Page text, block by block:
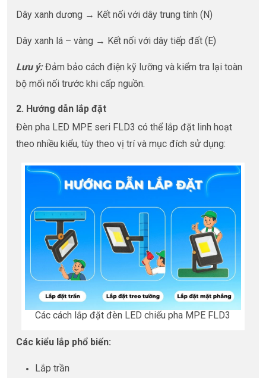
Dây xanh dương → Kết nối với dây trung tính (N)
Dây xanh lá – vàng → Kết nối với dây tiếp đất (E)
Lưu ý:Đảm bảo cách điện kỹ lưỡng và kiểm tra lại toàn
bộ mối nối trước khi cấp nguồn.
2. Hướng dẫn lắp đặt
Đèn pha LED MPE seri FLD3 có thể lắp đặt linh hoạt
theo nhiều kiểu, tùy theo vị trí và mục đích sử dụng:
Các cách lắp đặt đèn LED chiếu pha MPE FLD3
Các kiểu lắp phổ biến:
Lắp trần